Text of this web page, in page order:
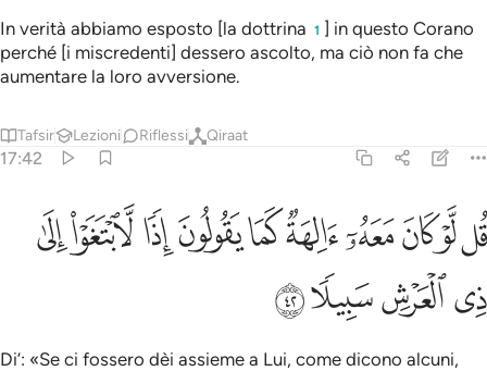
In verità abbiamo esposto [la dottrina 1 ] in questo Corano
per­ché [i miscredenti] dessero ascolto, ma ciò non fa che
aumentare la loro avversione.
Tafsir Lezioni Riflessi Qiraat
17:42
قل لو كان معه الهة كما يقولون اذا لابتغوا الى ذي العرش سبيلا ٤٢
قُل لَّوْ كَانَ مَعَهُۥٓ ءَالِهَةٌۭ كَمَا يَقُولُونَ إِذًۭا لَّٱبْتَغَوْا۟ إِلَىٰ ذِى
ﱭﱮﱯﱰﱱﱲﱳﱴﱵﱶ
ﱷﱸﱹﱺ
Di’: «Se ci fossero dèi assieme a Lui, come dicono alcuni,